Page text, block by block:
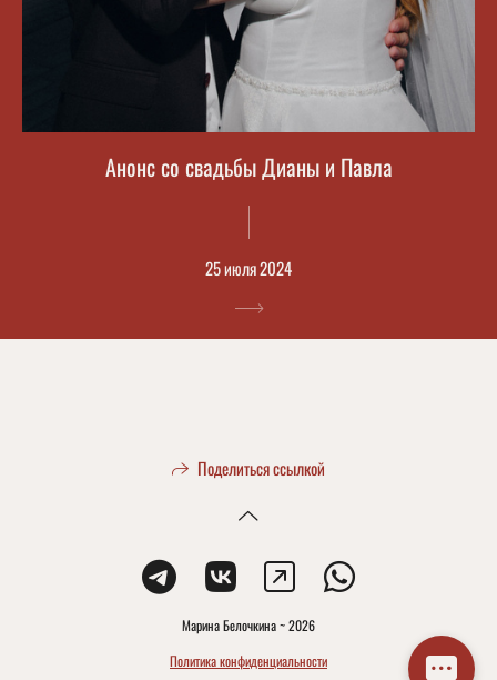
Анонс со свадьбы Дианы и Павла
25 июля 2024
Поделиться ссылкой
Марина Белочкина ~ 2026
Политика конфиденциальности